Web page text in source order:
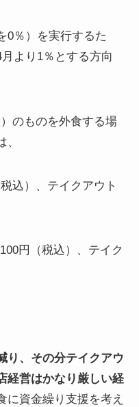
0％）を実行するた
より1％とする方向
のものを外食する場
込）、テイクアウト
円（税込）、テイク
り、その分テイクアウ
経営はかなり厳しい経
に資金繰り支援を考え